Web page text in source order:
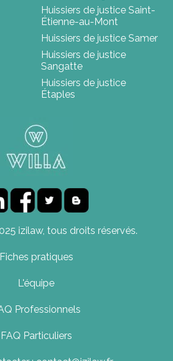
Huissiers de justice Saint-
Étienne-au-Mont
Huissiers de justice Samer
Huissiers de justice
Sangatte
Huissiers de justice
Étaples
izilaw, tous droits réservés.
Fiches pratiques
L'équipe
Professionnels
FAQ Particuliers